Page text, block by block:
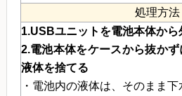
処理方法
1.USBユニットを電池本体から
2.電池本体をケースから抜か
液体を捨てる
・電池内の液体は、そのまま下